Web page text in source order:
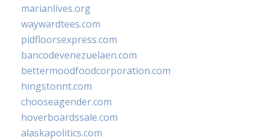
marianlives.org
waywardtees.com
pidfloorsexpress.com
bancodevenezuelaen.com
bettermoodfoodcorporation.com
hingstonnt.com
chooseagender.com
hoverboardssale.com
alaskapolitics.com